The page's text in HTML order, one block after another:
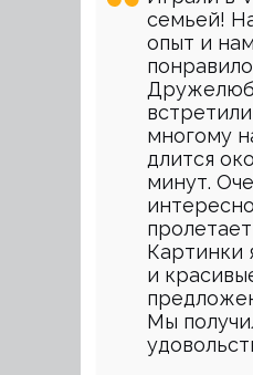
семьей!
опыт и
многому
длится
минут.
Картинки
и
Мы